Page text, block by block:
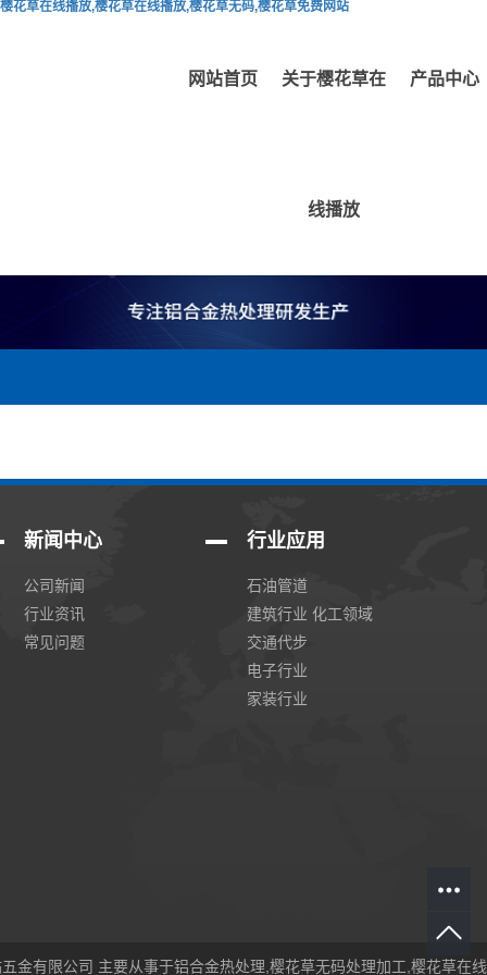
樱花草在线播放,樱花草在线播放,樱花草无码,樱花草免费网站
网站首页 关于樱花草在
线播放
产品中心
新闻中心
公司新闻
行业资讯
常见问题
行业应用
石油管道
建筑行业 化工领域
交通代步
电子行业
家装行业
金有限公司 主要从事于铝合金热处理,樱花草无码处理加工,樱花草在